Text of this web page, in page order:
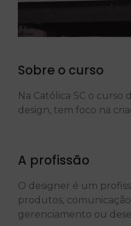
Sobre o curso
Na Católica SC o curso
design, tem foco na
A profissão
O designer é um
produtos, comunicação
gerenciamento ou